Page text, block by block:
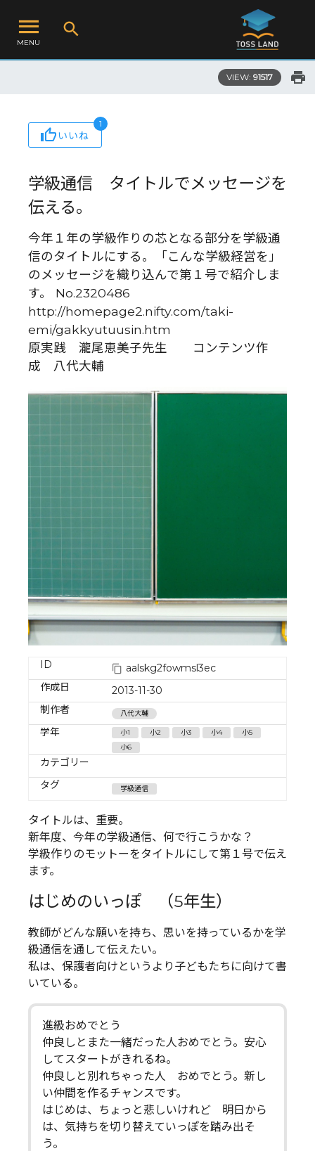
MENU
VIEW: 91517
いいね
1
学級通信 タイトルでメッセージを
伝える。
今年１年の学級作りの芯となる部分を学級通
信のタイトルにする。「こんな学級経営を」
のメッセージを織り込んで第１号で紹介しま
す。 No.2320486
http://homepage2.nifty.com/taki-
emi/gakkyutuusin.htm
原実践 瀧尾恵美子先生 コンテンツ作
成 八代大輔
ID
aalskg2fowmsl3ec
作成日
2013-11-30
制作者
八代大輔
学年 小1 小2 小3 小4
小5
小6
カテゴリー
タグ
学級通信
タイトルは、重要。
新年度、今年の学級通信、何で行こうかな？
学級作りのモットーをタイトルにして第１号で伝え
ます。
はじめのいっぽ （5年生）
教師がどんな願いを持ち、思いを持っているかを学
級通信を通して伝えたい。
私は、保護者向けというより子どもたちに向けて書
いている。
進級おめでとう
仲良しとまた一緒だった人おめでとう。安心
してスタートがきれるね。
仲良しと別れちゃった人 おめでとう。新し
い仲間を作るチャンスです。
はじめは、ちょっと悲しいけれど 明日から
は、気持ちを切り替えていっぽを踏み出そ
う。